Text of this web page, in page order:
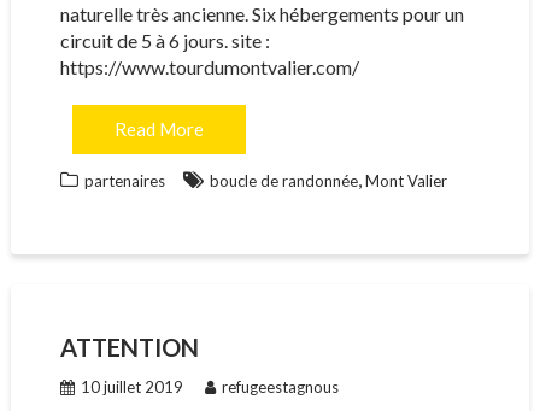
naturelle très ancienne. Six hébergements pour un
circuit de 5 à 6 jours. site :
https://www.tourdumontvalier.com/
Read More
partenaires boucle de randonnée,Mont Valier
ATTENTION
10 juillet 2019 refugeestagnous